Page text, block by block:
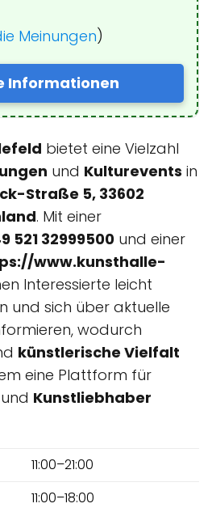
Meinungen)
Informationen
bietet eine Vielzahl
und Kulturevents in
Straße 5, 33602
. Mit einer
521 32999500 und einer
www.kunsthalle-
Interessierte leicht
und sich über aktuelle
wodurch
künstlerische Vielfalt
eine Plattform für
und Kunstliebhaber
11:00–21:00
11:00–18:00